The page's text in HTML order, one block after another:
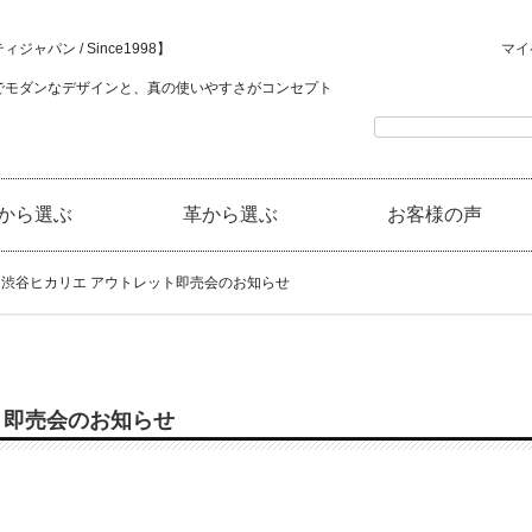
ジャパン / Since1998】
モダンなデザインと、真の使いやすさがコンセプト
マ
ら選ぶ 革から選ぶ お客様の声
谷ヒカリエ アウトレット即売会のお知らせ
売会のお知らせ